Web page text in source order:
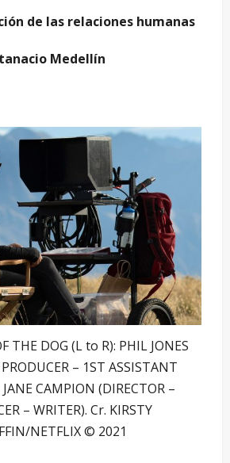
de las relaciones humanas
Medellín
THE DOG (L to R): PHIL JONES
– 1ST ASSISTANT
CAMPION (DIRECTOR –
– WRITER). Cr. KIRSTY
NETFLIX © 2021